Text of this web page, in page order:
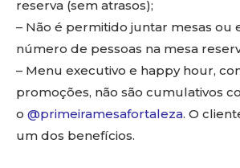
reserva (sem atrasos);
– Não é permitido juntar mesas ou
número de pessoas na mesa
– Menu executivo e happy hour,
promoções, não são cumulativos
o @primeiramesafortaleza. O
um dos benefícios.